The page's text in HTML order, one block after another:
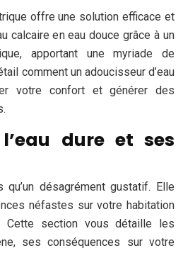
offre une solution efficace et
calcaire en eau douce grâce à un
apportant une myriade de
comment un adoucisseur d’eau
votre confort et générer des
dure et ses
qu’un désagrément gustatif. Elle
néfastes sur votre habitation
section vous détaille les
ses conséquences sur votre